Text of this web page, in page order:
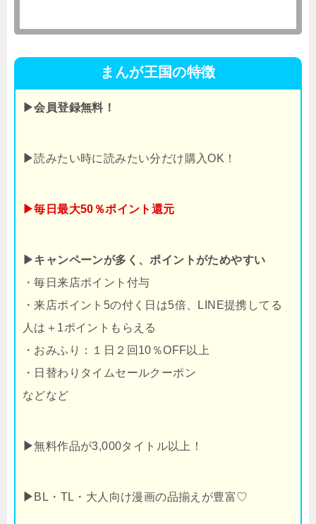
まんが王国の特徴
▶会員登録無料！
▶読みたい時に読みたい分だけ購入OK！
▶毎日最大50％ポイント還元
▶キャンペーンが多く、ポイントがためやすい
・毎日来店ポイント付与
・来店ポイント5の付く日は5倍、LINE提携してる
人は＋1ポイントもらえる
・おみふり：１日２回10％OFF以上
・日替わりタイムセールクーポン
などなど
▶無料作品が3,000タイトル以上！
▶ BL・TL・大人向け漫画の品揃えが豊富♡